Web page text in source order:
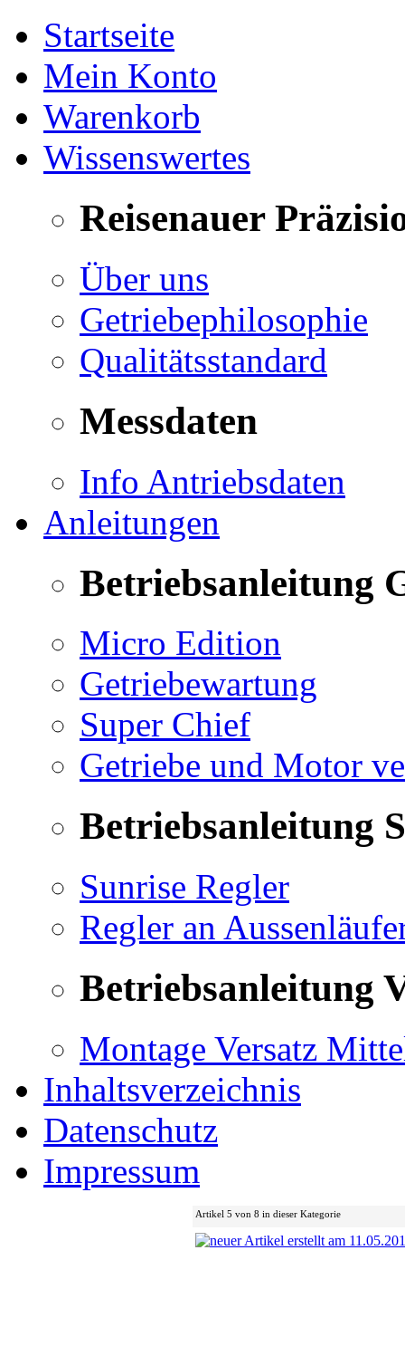
Startseite
Mein Konto
Warenkorb
Wissenswertes
Reisenauer
Über uns
Getriebephilosophie
Qualitätsstandard
Messdaten
Info Antriebsdaten
Anleitungen
Betriebsanleitung
Micro Edition
Getriebewartung
Super Chief
Getriebe und Motor
Betriebsanleitung
Sunrise Regler
Regler an
Betriebsanleitung
Montage Versatz
Inhaltsverzeichnis
Datenschutz
Impressum
Artikel 5 von 8 in dieser Kategorie